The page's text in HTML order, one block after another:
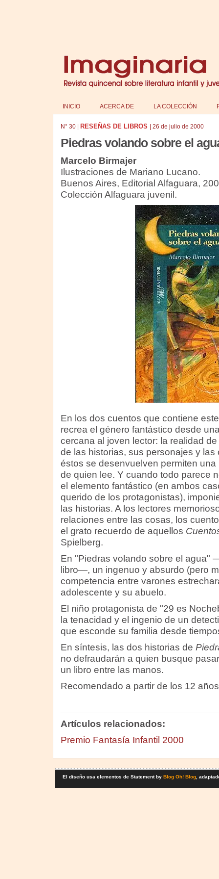
INICIO ACERCA DE LA COLECCIÓN
N° 30| RESEÑAS DE LIBROS 26 de julio de 2000
Piedras volando sobre el
Marcelo Birmajer
Ilustraciones de Mariano Lucano.
Buenos Aires, Editorial Alfaguara,
Colección Alfaguara juvenil.
En los dos cuentos que contiene
recrea el género fantástico desde
cercana al joven lector: la realidad
de las historias, sus personajes y
éstos se desenvuelven permiten
de quien lee. Y cuando todo parece
el elemento fantástico (en ambos
querido de los protagonistas),
las historias. A los lectores
relaciones entre las cosas, los
el grato recuerdo de aquellos
Spielberg.
En "Piedras volando sobre el agua"
libro—, un ingenuo y absurdo (pero
competencia entre varones
adolescente y su abuelo.
El niño protagonista de "29 es
la tenacidad y el ingenio de un
que esconde su familia desde
En síntesis, las dos historias de
no defraudarán a quien busque
un libro entre las manos.
Recomendado a partir de los 12
Artículos relacionados:
Premio Fantasía Infantil 2000
El diseño usa elementos de Statement by Blog Oh! Blog,